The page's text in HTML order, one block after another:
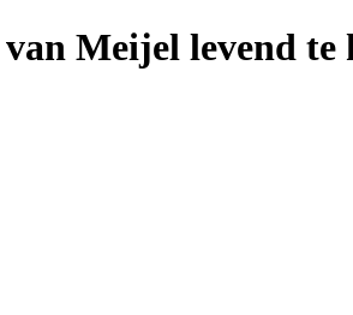
Meijel levend te